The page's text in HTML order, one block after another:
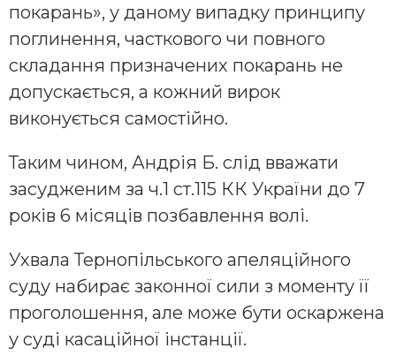
покарань», у даному випадку принципу
поглинення, часткового чи повного
складання призначених покарань не
допускається, а кожний вирок
виконується самостійно.
Таким чином, Андрія Б. слід вважати
засудженим за ч.1 ст.115 КК України до 7
років 6 місяців позбавлення волі.
Ухвала Тернопільського апеляційного
суду набирає законної сили з моменту її
проголошення, але може бути оскаржена
у суді касаційної інстанції.